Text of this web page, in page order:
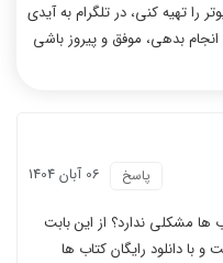
تهیه کنی، در تلگرام به آیدی
بدهی، موفق و پیروز باشی
06 آبان 1404 پاسخ
ها مشکلی ندارد؟ از این بابت
دانلود رایگان کتاب ها